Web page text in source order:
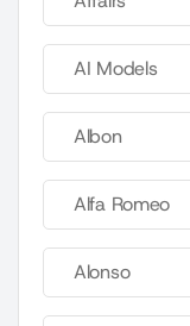
AI Models
Albon
Alfa Romeo
Alonso